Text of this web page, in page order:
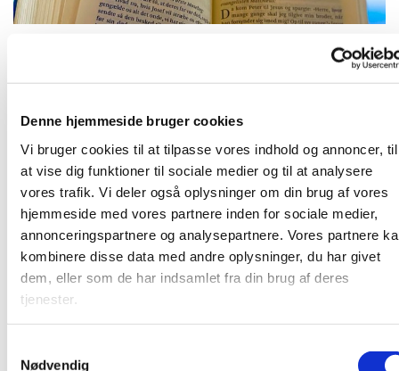
Denne hjemmeside bruger cookies
Vi bruger cookies til at tilpasse vores indhold og annoncer, til
at vise dig funktioner til sociale medier og til at analysere
vores trafik. Vi deler også oplysninger om din brug af vores
hjemmeside med vores partnere inden for sociale medier,
annonceringspartnere og analysepartnere. Vores partnere
kombinere disse data med andre oplysninger, du har givet
dem, eller som de har indsamlet fra din brug af deres
tjenester.
Nødvendig
Frivillige og ansatte mødes til morgenandagt. Her taler vi
om det, som vi gerne vil have bedt en bøn for, og vi synger
et par sange. Bagefter er der kaffe. Vi sidder i "bunden" af
kirkerummet (sideskibet) - så kom ind og vær med!